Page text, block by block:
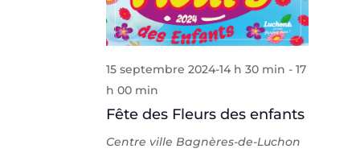
Fête des Fleurs des enfants
15 septembre 2024-14 h 30 min -17
h 00 min
Centre villeBagnères-de-Luchon